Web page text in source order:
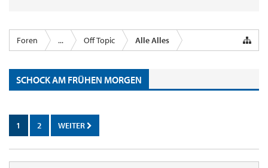
Foren ... Off Topic Alle Alles
SCHOCK AM FRÜHEN MORGEN
1 2 WEITER